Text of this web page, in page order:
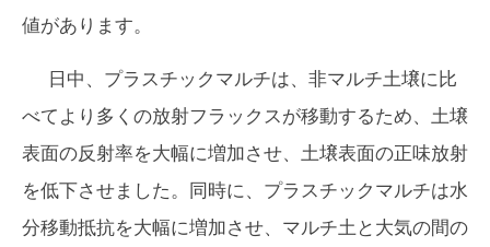
値があります。
日中、プラスチックマルチは、非マルチ土壌に比
べてより多くの放射フラックスが移動するため、土壌
表面の反射率を大幅に増加させ、土壌表面の正味放射
を低下させました。同時に、プラスチックマルチは水
分移動抵抗を大幅に増加させ、マルチ土と大気の間の